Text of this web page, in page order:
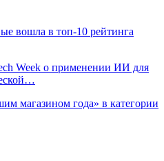
вошла в топ-10 рейтинга
Week о применении ИИ для
магазином года» в категории